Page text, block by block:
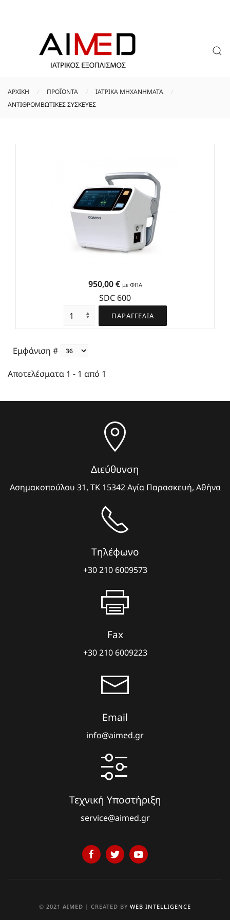
ΑΡΧΙΚΉ ΠΡΟΪΟΝΤΑ
ΙΑΤΡΙΚΑ ΜΗΧΑΝΗΜΑΤΑ
ΑΝΤΙΘΡΟΜΒΩΤΙΚΕΣ ΣΥΣΚΕΥΕΣ
950,00 € με ΦΠΑ
SDC 600
ΠΑΡΑΓΓΕΛΙΑ
Εμφάνιση #
Αποτελέσματα 1 - 1 από 1
Διεύθυνση
Ασημακοπούλου 31, ΤΚ 15342 Αγία Παρασκευή, Αθήνα
Τηλέφωνο
+30 210 6009573
Fax
+30 210 6009223
Email
info@aimed.gr
Τεχνική Υποστήριξη
service@aimed.gr
© 2021 AIMED | CREATED BY WEB INTELLIGENCE